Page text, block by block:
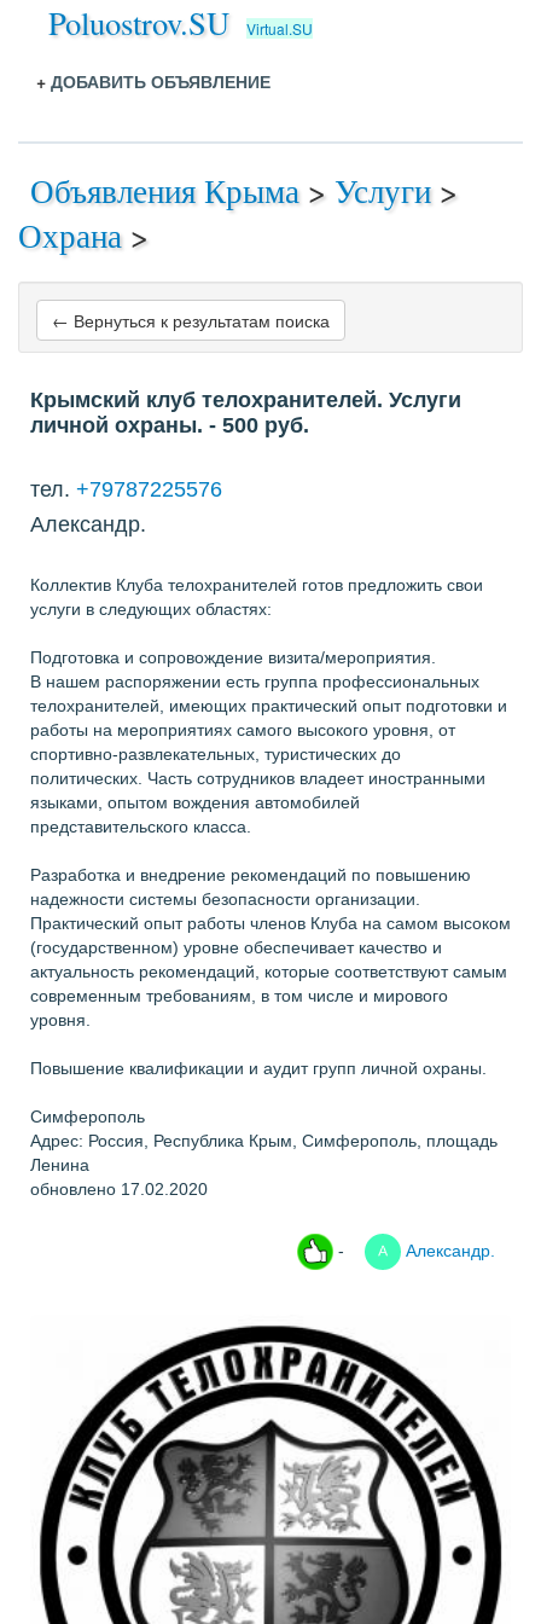
Poluostrov.SU Virtual.SU
+ ДОБАВИТЬ ОБЪЯВЛЕНИЕ
Объявления Крыма > Услуги >
Охрана >
← Вернуться к результатам поиска
Крымский клуб телохранителей. Услуги
личной охраны. - 500 руб.
тел. +79787225576
Александр.
Коллектив Клуба телохранителей готов предложить свои
услуги в следующих областях:
Подготовка и сопровождение визита/мероприятия.
В нашем распоряжении есть группа профессиональных
телохранителей, имеющих практический опыт подготовки и
работы на мероприятиях самого высокого уровня, от
спортивно-развлекательных, туристических до
политических. Часть сотрудников владеет иностранными
языками, опытом вождения автомобилей
представительского класса.
Разработка и внедрение рекомендаций по повышению
надежности системы безопасности организации.
Практический опыт работы членов Клуба на самом высоком
(государственном) уровне обеспечивает качество и
актуальность рекомендаций, которые соответствуют самым
современным требованиям, в том числе и мирового
уровня.
Повышение квалификации и аудит групп личной охраны.
Симферополь
Адрес: Россия, Республика Крым, Симферополь, площадь
Ленина
обновлено 17.02.2020
- Александр.